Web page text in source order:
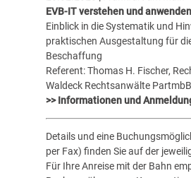
EVB-IT verstehen und anwenden
Einblick in die Systematik und
praktischen Ausgestaltung für
Beschaffung
Referent: Thomas H. Fischer,
Waldeck Rechtsanwälte PartmbB
>> Informationen und
Details und eine
per Fax) finden Sie auf der
Für Ihre Anreise mit der Bahn